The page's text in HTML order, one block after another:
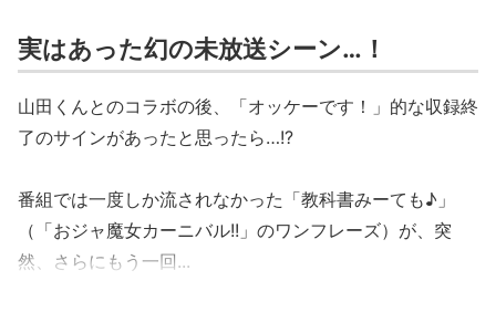
実はあった幻の未放送シーン…！
山田くんとのコラボの後、「オッケーです！」的な収録終
了のサインがあったと思ったら…!?
番組では一度しか流されなかった「教科書みーても♪」
（「おジャ魔女カーニバル!!」のワンフレーズ）が、突
然、さらにもう一回...